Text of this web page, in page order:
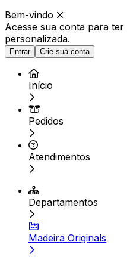
Bem-vindo
Acesse sua conta para ter
personalizada.
Entrar Crie sua conta
Início
Pedidos
Atendimentos
Departamentos
Madeira Originals